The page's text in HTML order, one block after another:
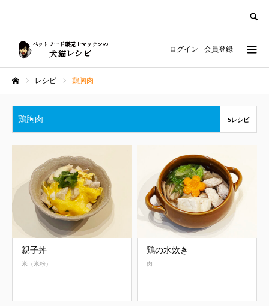
ログイン 会員登録
レシピ 鶏胸肉
鶏胸肉 5レシピ
親子丼
米（米粉）
鶏の水炊き
肉